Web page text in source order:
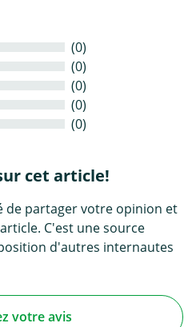
(0)
(0)
(0)
(0)
(0)
cet article!
de partager votre opinion et
C'est une source
d'autres internautes
votre avis